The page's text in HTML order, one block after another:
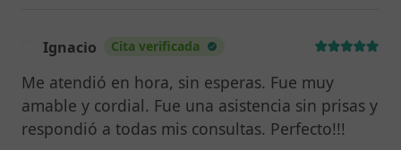
Ignacio Cita verificada
Me atendió en hora, sin esperas. Fue muy
amable y cordial. Fue una asistencia sin prisas y
respondió a todas mis consultas. Perfecto!!!